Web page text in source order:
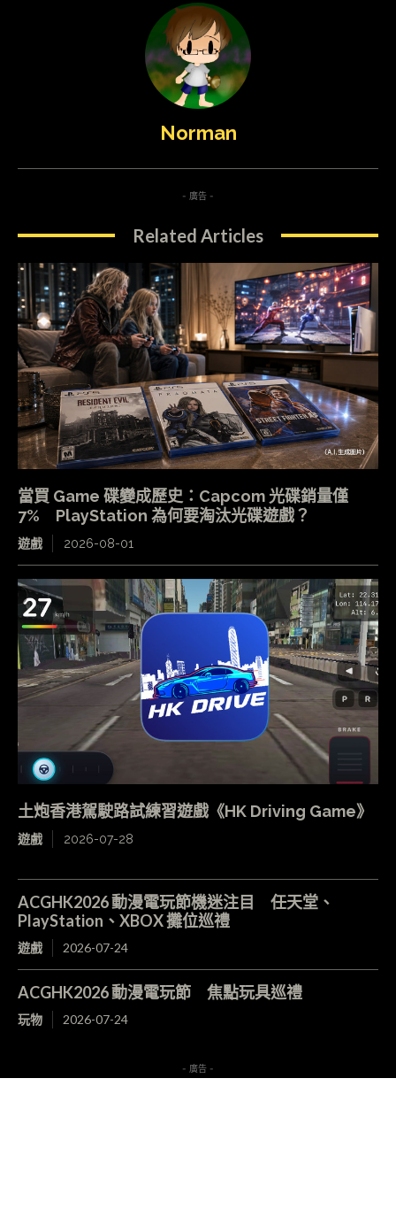
Norman
- 廣告 -
Related Articles
當買 Game 碟變成歷史：Capcom 光碟銷量僅
7% PlayStation 為何要淘汰光碟遊戲？
遊戲 2026-08-01
土炮香港駕駛路試練習遊戲《HK Driving Game》
遊戲 2026-07-28
ACGHK2026 動漫電玩節機迷注目 任天堂、
PlayStation、XBOX 攤位巡禮
遊戲 2026-07-24
ACGHK2026 動漫電玩節 焦點玩具巡禮
玩物 2026-07-24
- 廣告 -